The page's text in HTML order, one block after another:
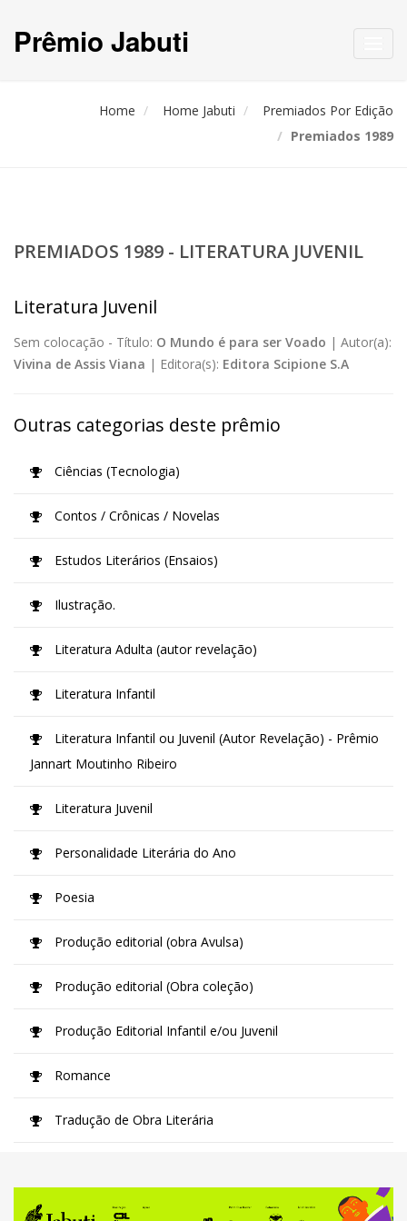
Prêmio Jabuti
Home Home Jabuti
Premiados Por Edição
Premiados 1989
PREMIADOS 1989 - LITERATURA JUVENIL
Literatura Juvenil
Sem colocação - Título: O Mundo é para ser Voado | Autor(a):
Vivina de Assis Viana | Editora(s): Editora Scipione S.A
Outras categorias deste prêmio
Ciências (Tecnologia)
Contos / Crônicas / Novelas
Estudos Literários (Ensaios)
Ilustração.
Literatura Adulta (autor revelação)
Literatura Infantil
Literatura Infantil ou Juvenil (Autor Revelação) - Prêmio
Jannart Moutinho Ribeiro
Literatura Juvenil
Personalidade Literária do Ano
Poesia
Produção editorial (obra Avulsa)
Produção editorial (Obra coleção)
Produção Editorial Infantil e/ou Juvenil
Romance
Tradução de Obra Literária